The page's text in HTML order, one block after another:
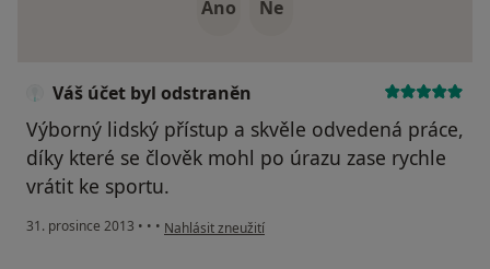
Ano Ne
Váš účet byl odstraněn
Výborný lidský přístup a skvěle odvedená práce,
díky které se člověk mohl po úrazu zase rychle
vrátit ke sportu.
31. prosince 2013 • • • podle názoru uživatele Váš účet byl odstraněn
Nahlásit zneužití